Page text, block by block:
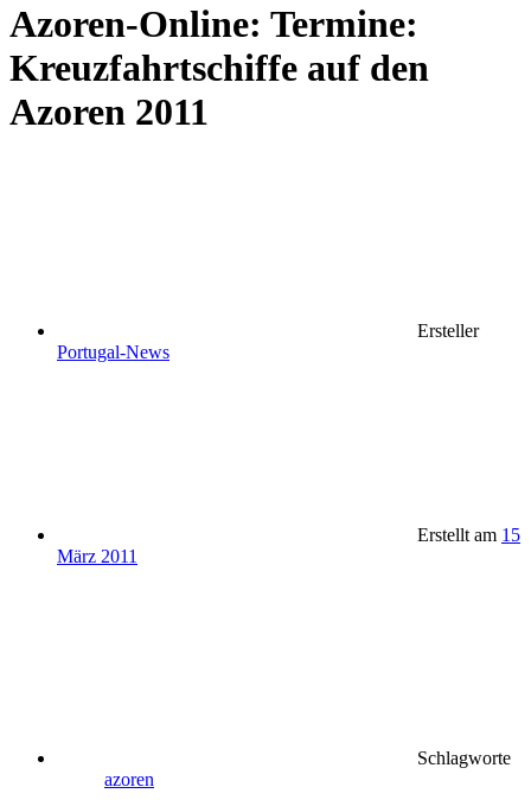
Azoren-Online: Termine:
Kreuzfahrtschiffe auf den
Azoren 2011
Ersteller
Portugal-News
Erstellt am 15
März 2011
Schlagworte
azoren